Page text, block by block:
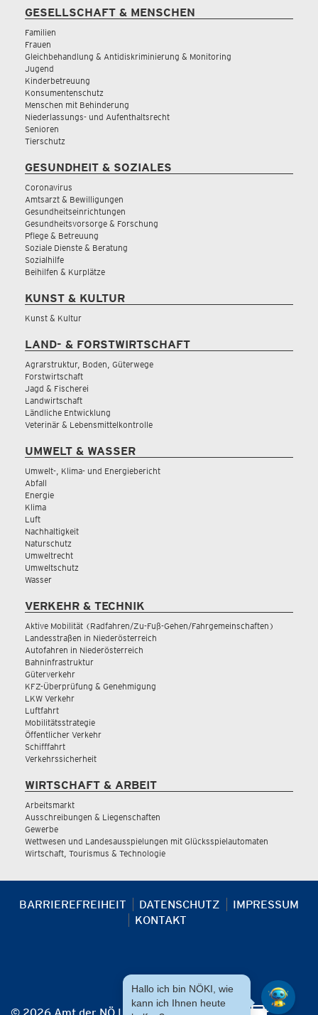
GESELLSCHAFT & MENSCHEN
Familien
Frauen
Gleichbehandlung & Antidiskriminierung & Monitoring
Jugend
Kinderbetreuung
Konsumentenschutz
Menschen mit Behinderung
Niederlassungs- und Aufenthaltsrecht
Senioren
Tierschutz
GESUNDHEIT & SOZIALES
Coronavirus
Amtsarzt & Bewilligungen
Gesundheitseinrichtungen
Gesundheitsvorsorge & Forschung
Pflege & Betreuung
Soziale Dienste & Beratung
Sozialhilfe
Beihilfen & Kurplätze
KUNST & KULTUR
Kunst & Kultur
LAND- & FORSTWIRTSCHAFT
Agrarstruktur, Boden, Güterwege
Forstwirtschaft
Jagd & Fischerei
Landwirtschaft
Ländliche Entwicklung
Veterinär & Lebensmittelkontrolle
UMWELT & WASSER
Umwelt-, Klima- und Energiebericht
Abfall
Energie
Klima
Luft
Nachhaltigkeit
Naturschutz
Umweltrecht
Umweltschutz
Wasser
VERKEHR & TECHNIK
Aktive Mobilität (Radfahren/Zu-Fuß-Gehen/Fahrgemeinschaften)
Landesstraßen in Niederösterreich
Autofahren in Niederösterreich
Bahninfrastruktur
Güterverkehr
KFZ-Überprüfung & Genehmigung
LKW Verkehr
Luftfahrt
Mobilitätsstrategie
Öffentlicher Verkehr
Schifffahrt
Verkehrssicherheit
WIRTSCHAFT & ARBEIT
Arbeitsmarkt
Ausschreibungen & Liegenschaften
Gewerbe
Wettwesen und Landesausspielungen mit Glücksspielautomaten
Wirtschaft, Tourismus & Technologie
BARRIEREFREIHEIT DATENSCHUTZ
IMPRESSUM
KONTAKT
Hallo ich bin NÖKI, wie
kann ich Ihnen heute